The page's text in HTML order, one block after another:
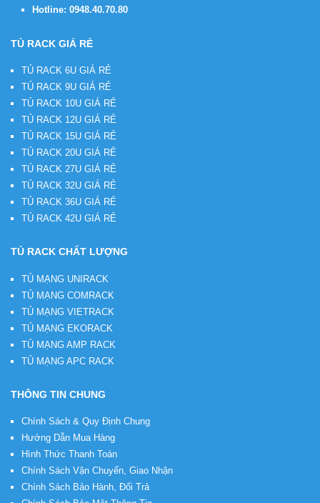
Hotline: 0948.40.70.80
TỦ RACK GIÁ RẺ
TỦ RACK 6U GIÁ RẺ
TỦ RACK 9U GIÁ RẺ
TỦ RACK 10U GIÁ RẺ
TỦ RACK 12U GIÁ RẺ
TỦ RACK 15U GIÁ RẺ
TỦ RACK 20U GIÁ RẺ
TỦ RACK 27U GIÁ RẺ
TỦ RACK 32U GIÁ RẺ
TỦ RACK 36U GIÁ RẺ
TỦ RACK 42U GIÁ RẺ
TỦ RACK CHẤT LƯỢNG
TỦ MẠNG UNIRACK
TỦ MẠNG COMRACK
TỦ MẠNG VIETRACK
TỦ MẠNG EKORACK
TỦ MẠNG AMP RACK
TỦ MẠNG APC RACK
THÔNG TIN CHUNG
Chính Sách & Quy Định Chung
Hướng Dẫn Mua Hàng
Hình Thức Thanh Toán
Chính Sách Vận Chuyển, Giao Nhận
Chính Sách Bảo Hành, Đổi Trả